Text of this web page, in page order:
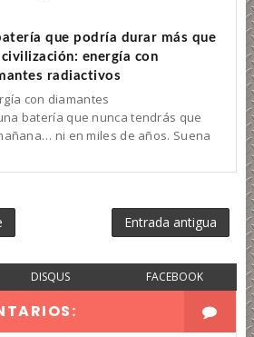
que podría durar más que
civilización: energía con
radiactivos
con diamantes
batería que nunca tendrás que
ni en miles de años. Suena
Entrada antigua
DISQUS FACEBOOK